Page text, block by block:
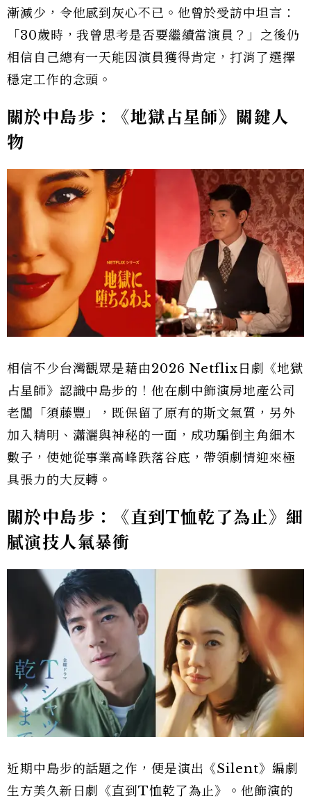
漸減少，令他感到灰心不已。他曾於受訪中坦言：
「30歲時，我曾思考是否要繼續當演員？」之後仍
相信自己總有一天能因演員獲得肯定，打消了選擇
穩定工作的念頭。
關於中島步：《地獄占星師》關鍵人
物
相信不少台灣觀眾是藉由2026 Netflix日劇《地獄
占星師》認識中島步的！他在劇中飾演房地產公司
老闆「須藤豐」，既保留了原有的斯文氣質，另外
加入精明、瀟灑與神秘的一面，成功騙倒主角細木
數子，使她從事業高峰跌落谷底，帶領劇情迎來極
具張力的大反轉。
關於中島步：《直到T恤乾了為止》細
膩演技人氣暴衝
近期中島步的話題之作，便是演出《Silent》編劇
生方美久新日劇《直到T恤乾了為止》。他飾演的